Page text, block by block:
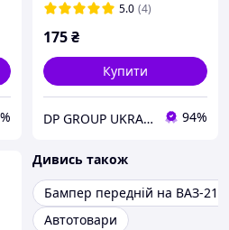
5.0 (4)
175₴
Купити
DP GROUP UKRAINE 94%
Дивись також
Бампер передній на ВАЗ-
Автотовари